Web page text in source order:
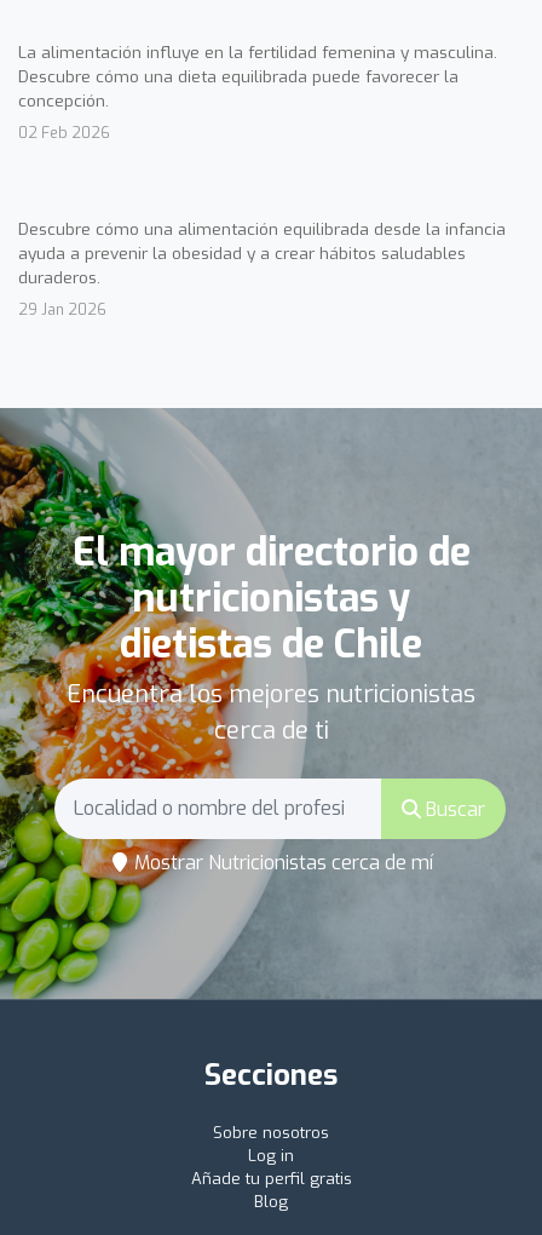
La alimentación influye en la fertilidad femenina y masculina.
Descubre cómo una dieta equilibrada puede favorecer la
concepción.
02 Feb 2026
Descubre cómo una alimentación equilibrada desde la infancia
ayuda a prevenir la obesidad y a crear hábitos saludables
duraderos.
29 Jan 2026
El mayor directorio de
nutricionistas y
dietistas de Chile
Encuentra los mejores nutricionistas
cerca de ti
Buscar
Mostrar Nutricionistas cerca de mí
Secciones
Sobre nosotros
Log in
Añade tu perfil gratis
Blog